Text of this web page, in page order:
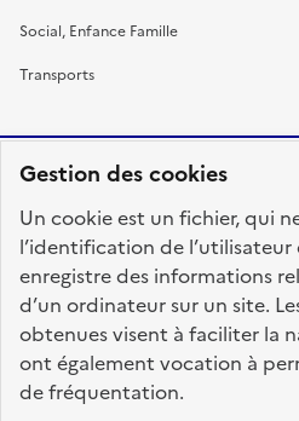
Gestion des cookies
Un cookie est un fichier, qui
l’identification de l’utilisateur
enregistre des informations
d’un ordinateur sur un site.
obtenues visent à faciliter la
ont également vocation à
de fréquentation.
Social, Enfance Famille
Transports
FRANÇAISE
fonction-publique.gouv.fr
gouvernement.fr